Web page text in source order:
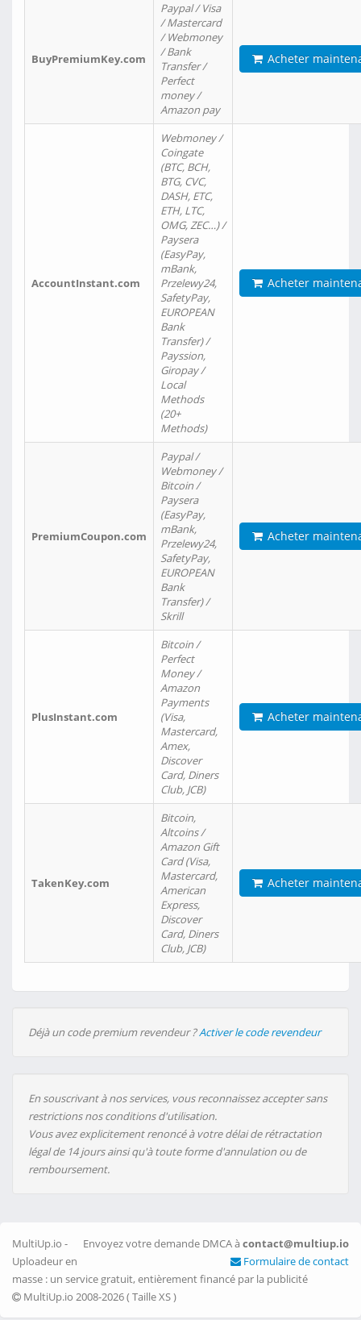
BuyPremiumKey.com
Paypal / Visa
/ Mastercard
/ Webmoney
/ Bank
Transfer /
Perfect
money /
Amazon pay
Acheter
AccountInstant.com
Webmoney /
Coingate
(BTC, BCH,
BTG, CVC,
DASH, ETC,
ETH, LTC,
OMG, ZEC…) /
Paysera
(EasyPay,
mBank,
Przelewy24,
SafetyPay,
EUROPEAN
Bank
Transfer) /
Payssion,
Giropay /
Local
Methods
(20+
Methods)
Acheter
PremiumCoupon.com
Paypal /
Webmoney /
Bitcoin /
Paysera
(EasyPay,
mBank,
Przelewy24,
SafetyPay,
EUROPEAN
Bank
Transfer) /
Skrill
Acheter
PlusInstant.com
Bitcoin /
Perfect
Money /
Amazon
Payments
(Visa,
Mastercard,
Amex,
Discover
Card, Diners
Club, JCB)
Acheter
TakenKey.com
Bitcoin,
Altcoins /
Amazon Gift
Card (Visa,
Mastercard,
American
Express,
Discover
Card, Diners
Club, JCB)
Acheter
Déjà un code premium revendeur ?Activer le code revendeur
En souscrivant à nos services, vous reconnaissez accepter sans
restrictions nos conditions d'utilisation.
Vous avez explicitement renoncé à votre délai de rétractation
légal de 14 jours ainsi qu'à toute forme d'annulation ou de
remboursement.
Envoyez votre demande DMCA àcontact@multiup.io
Formulaire de contact
MultiUp.io -
Uploadeur en
masse : un service gratuit, entièrement financé par la publicité
MultiUp.io 2008-2026 ( Taille XS)